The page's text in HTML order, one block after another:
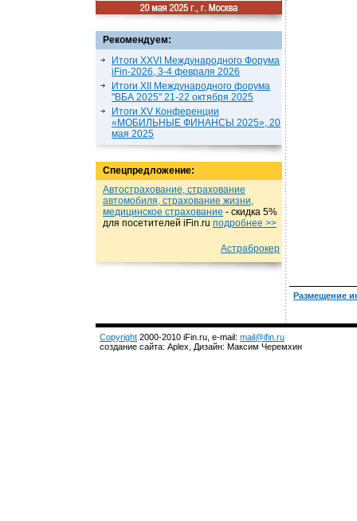
Рекомендуем:
Итоги XXVI Международного Форума
iFin-2026, 3-4 февраля 2026
Итоги XII Международного форума
"ВБА 2025" 21-22 октября 2025
Итоги XV Конференции
«МОБИЛЬНЫЕ ФИНАНСЫ 2025», 20
мая 2025
Спецпредложение:
Автострахование, страхование
автомобиля, страхование жизни,
медицинское страхование - cкидка 5%
для посетителей iFin.ru подробнеe >>
Астраброкер
Размещение
Copyright 2000-2010 iFin.ru, e-mail: mail@ifin.ru
создание сайта: Aplex, Дизайн: Максим Черемхин